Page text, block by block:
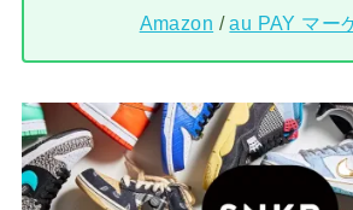
Amazon /au PAY マー